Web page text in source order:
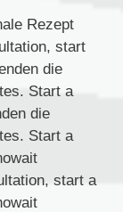
Rezept
start
die
Start a
die
Start a
start a